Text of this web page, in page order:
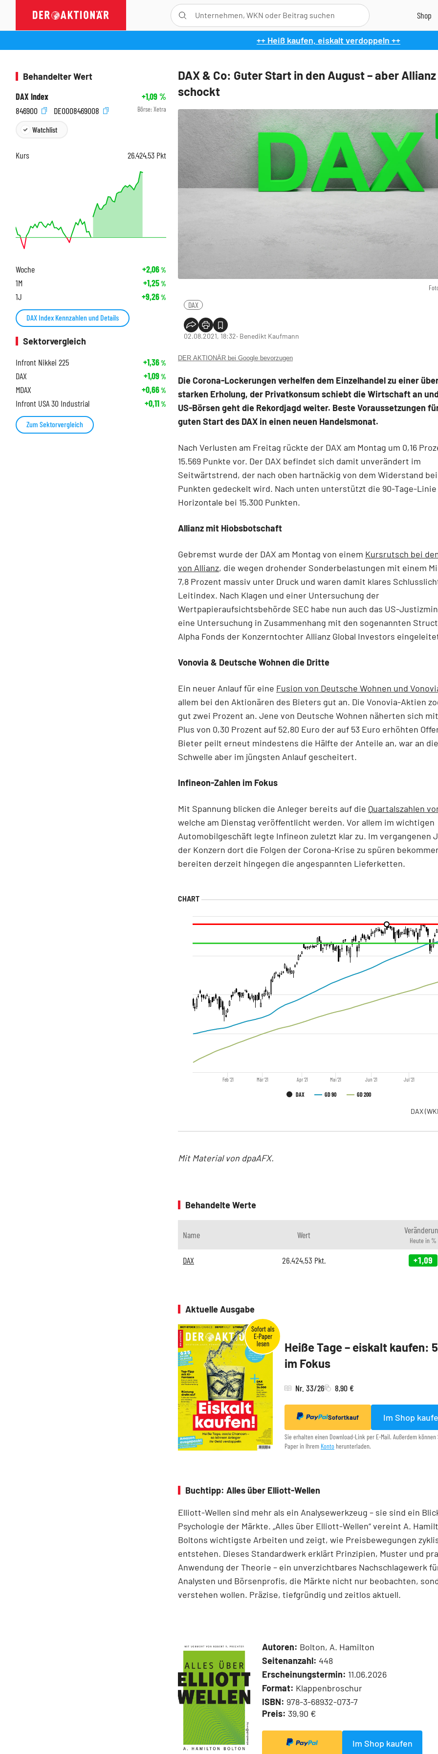
++ Heiß kaufen, eiskalt verdoppeln ++
DAX & Co: Guter Start in den August – aber Allianz
schockt
DAX
02.08.2021, 18:32‧ Benedikt Kaufmann
DER AKTIONÄR bei Google bevorzugen
Die Corona-Lockerungen verhelfen dem Einzelhandel zu einer
starken Erholung, der Privatkonsum schiebt die Wirtschaft an
US-Börsen geht die Rekordjagd weiter. Beste Voraussetzungen
guten Start des DAX in einen neuen Handelsmonat.
Nach Verlusten am Freitag rückte der DAX am Montag um 0,16
15.569 Punkte vor. Der DAX befindet sich damit unverändert im
Seitwärtstrend, der nach oben hartnäckig von dem Widerstand bei
Punkten gedeckelt wird. Nach unten unterstützt die 90-Tage-
Horizontale bei 15.300 Punkten.
Allianz mit Hiobsbotschaft
Gebremst wurde der DAX am Montag von einem Kursrutsch bei
von Allianz, die wegen drohender Sonderbelastungen mit einem
7,8 Prozent massiv unter Druck und waren damit klares
Leitindex. Nach Klagen und einer Untersuchung der
Wertpapieraufsichtsbehörde SEC habe nun auch das US-
eine Untersuchung in Zusammenhang mit den sogenannten
Alpha Fonds der Konzerntochter Allianz Global Investors
Vonovia & Deutsche Wohnen die Dritte
Ein neuer Anlauf für eine Fusion von Deutsche Wohnen und
allem bei den Aktionären des Bieters gut an. Die Vonovia-Aktien
gut zwei Prozent an. Jene von Deutsche Wohnen näherten sich
Plus von 0,30 Prozent auf 52,80 Euro der auf 53 Euro erhöhten
Bieter peilt erneut mindestens die Hälfte der Anteile an, war an
Schwelle aber im jüngsten Anlauf gescheitert.
Infineon-Zahlen im Fokus
Mit Spannung blicken die Anleger bereits auf die Quartalszahlen
welche am Dienstag veröffentlicht werden. Vor allem im wichtigen
Automobilgeschäft legte Infineon zuletzt klar zu. Im vergangenen
der Konzern dort die Folgen der Corona-Krise zu spüren
bereiten derzeit hingegen die angespannten Lieferketten.
DAX GD 90 GD 200
Feb '21 Mär '21 Apr '21 Mai '21 Jun '21 Jul '21
DAX
Mit Material von dpaAFX.
Behandelte Werte
Name Wert
Heute in %
DAX 26.424,53 Pkt. +1,09
Aktuelle Ausgabe
Heiße Tage – eiskalt kaufen:
im Fokus
Nr. 33/26 8,90 €
Sofortkauf Im Shop
Sie erhalten einen Download-Link per E-Mail. Außerdem
Paper in Ihrem Konto herunterladen.
Buchtipp: Alles über Elliott-Wellen
Elliott-Wellen sind mehr als ein Analysewerkzeug – sie sind ein
Psychologie der Märkte. „Alles über Elliott-Wellen“ vereint A.
Boltons wichtigste Arbeiten und zeigt, wie Preisbewegungen
entstehen. Dieses Standardwerk erklärt Prinzipien, Muster und
Anwendung der Theorie – ein unverzichtbares Nachschlagewerk
Analysten und Börsenprofis, die Märkte nicht nur beobachten,
verstehen wollen. Präzise, tiefgründig und zeitlos aktuell.
Autoren: Bolton, A. Hamilton
Seitenanzahl: 448
Erscheinungstermin: 11.06.2026
Format: Klappenbroschur
ISBN: 978-3-68932-073-7
Preis: 39,90 €
Im Shop kaufen
Behandelter Wert
DAX Index
+1,09%
846900
DE0008469008 Börse: Xetra
Watchlist
Kurs 26.424,53 Pkt
Woche +2,06%
1M +1,25%
1J +9,26%
DAX Index Kennzahlen und Details
Sektorvergleich
Infront Nikkei 225
+1,36%
DAX +1,09%
MDAX +0,66%
Infront USA 30 Industrial +0,11%
Zum Sektorvergleich